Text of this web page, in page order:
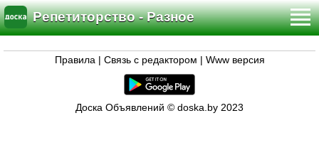
Репетиторство - Разное
Правила Связь с редактором Www версия
Доска Объявлений © doska.by 2023